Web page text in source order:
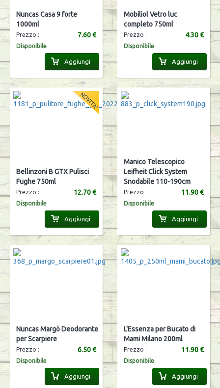
Nuncas Casa 9 forte
1000ml
Prezzo : 7.60 €
Disponibile
Aggiungi
Mobiliol Vetro luc
completo 750ml
Prezzo : 4.30 €
Disponibile
Aggiungi
Bellinzoni B GTX Pulisci
Fughe 750ml
Prezzo : 12.70 €
Disponibile
Aggiungi
Manico Telescopico
Leifheit Click System
Snodabile 110-190cm
Prezzo : 11.90 €
Disponibile
Aggiungi
Nuncas Margò Deodorante
per Scarpiere
Prezzo : 6.50 €
Disponibile
Aggiungi
L'Essenza per Bucato di
Mami Milano 200ml
Prezzo : 11.90 €
Disponibile
Aggiungi